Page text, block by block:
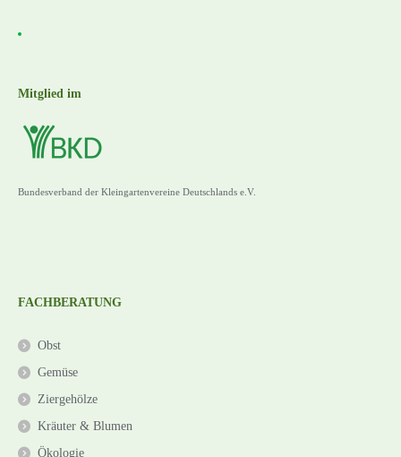
Mitglied im
Bundesverband der Kleingartenvereine Deutschlands e.V.
FACHBERATUNG
Obst
Gemüse
Ziergehölze
Kräuter & Blumen
Ökologie